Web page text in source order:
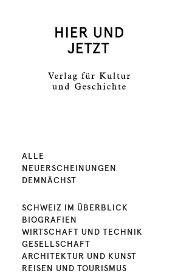
ALLE
NEUERSCHEINUNGEN
DEMNÄCHST
SCHWEIZ IM ÜBERBLICK
BIOGRAFIEN
WIRTSCHAFT UND TECHNIK
GESELLSCHAFT
ARCHITEKTUR UND KUNST
REISEN UND TOURISMUS